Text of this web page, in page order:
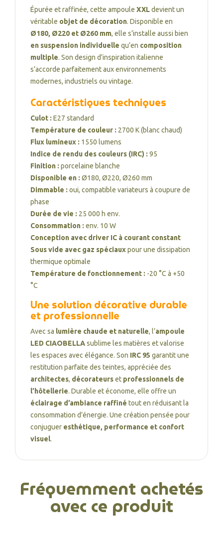
Épurée et raffinée, cette ampoule XXLdevient un
véritable objet de décoration. Disponible en
Ø180, Ø220 et Ø260 mm, elle s’installe aussi bien
en suspension individuelle qu’en composition
multiple. Son design d’inspiration italienne
s’accorde parfaitement aux environnements
modernes, industriels ou vintage.
Caractéristiques techniques
Culot : E27 standard
Température de couleur : 2700 K (blanc chaud)
Flux lumineux : 1550 lumens
Indice de rendu des couleurs (IRC) : 95
Finition : porcelaine blanche
Disponible en : Ø180, Ø220, Ø260 mm
Dimmable : oui, compatible variateurs à coupure de
phase
Durée de vie : 25 000 h env.
Consommation : env. 10 W
Conception avec driver IC à courant constant
Sous vide avec gaz spéciauxpour une dissipation
thermique optimale
Température de fonctionnement : -20 °C à +50
°C
Une solution décorative durable
et professionnelle
Avec sa lumière chaude et naturelle, l’ampoule
LED CIAOBELLAsublime les matières et valorise
les espaces avec élégance. Son IRC 95 garantit une
restitution parfaite des teintes, appréciée des
architectes, décorateurset professionnels de
l’hôtellerie. Durable et économe, elle offre un
éclairage d’ambiance raffiné tout en réduisant la
consommation d’énergie. Une création pensée pour
conjuguer esthétique, performance et confort
visuel.
Fréquemment achetés
avec ce produit